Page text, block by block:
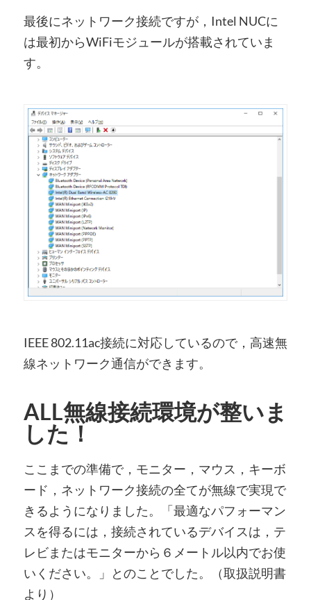
最後にネットワーク接続ですが，Intel NUCに
は最初からWiFiモジュールが搭載されていま
す。
IEEE 802.11ac接続に対応しているので，高速無
線ネットワーク通信ができます。
ALL無線接続環境が整いま
した！
ここまでの準備で，モニター，マウス，キーボ
ード，ネットワーク接続の全てが無線で実現で
きるようになりました。「最適なパフォーマン
スを得るには，接続されているデバイスは，テ
レビまたはモニターから６メートル以内でお使
いください。」とのことでした。（取扱説明書
より）